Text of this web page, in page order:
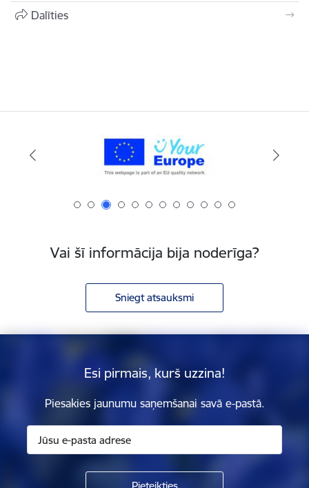
Dalīties
Vai šī informācija bija noderīga?
Sniegt atsauksmi
Esi pirmais, kurš uzzina!
Piesakies jaunumu saņemšanai savā e-pastā.